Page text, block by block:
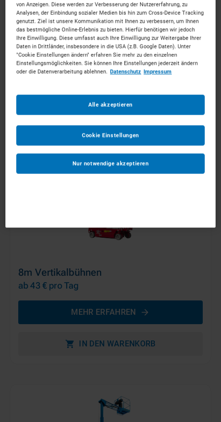
bis 6m Vertikalbühnen
ab 38 €pro Tag
IN DEN WARENKORB
8m Vertikalbühnen
ab 43 € pro Tag
MEHR ERFAHREN
IN DEN WARENKORB
von Anzeigen. Diese werden zur Verbesserung der Nutzererfahrung, zu
Analysen, der Einbindung sozialer Medien bis hin zum Cross-Device Tracking
genutzt. Ziel ist unsere Kommunikation mit Ihnen zu verbessern, um Ihnen
das bestmögliche Online-Erlebnis zu bieten. Hierfür benötigen wir jedoch
Ihre Einwilligung. Diese umfasst auch Ihre Einwilligung zur Weitergabe Ihrer
Daten in Drittländer, insbesondere in die USA (z.B. Google Daten). Unter
"Cookie Einstellungen ändern" erfahren Sie mehr zu den einzelnen
Einstellungsmöglichkeiten. Sie können Ihre Einstellungen jederzeit ändern
oder die Datenverarbeitung ablehnen. Datenschutz Impressum
Nur notwendige akzeptieren
Alle akzeptieren
Cookie Einstellungen